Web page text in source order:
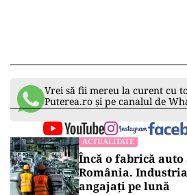
Vrei să fii mereu la curent cu
Puterea.ro și pe canalul de
ACTUALITATE
Încă o fabrică
România.
angajați pe lună